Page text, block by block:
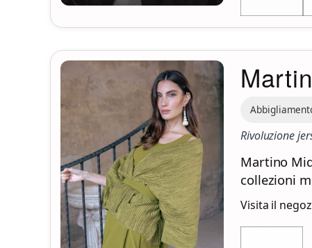
Rivoluzione
Martino
collezioni
Visita il